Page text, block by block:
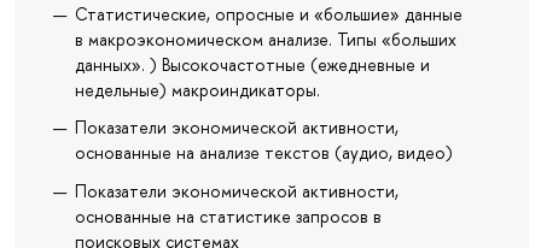
Статистические, опросные и «большие» данные
в макроэкономическом анализе. Типы «больших
данных». ) Высокочастотные (ежедневные и
недельные) макроиндикаторы.
Показатели экономической активности,
основанные на анализе текстов (аудио, видео)
Показатели экономической активности,
основанные на статистике запросов в
поисковых системах